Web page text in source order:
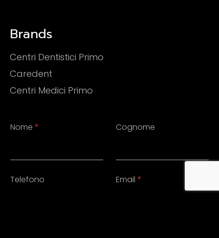
Brands
Centri Dentistici Primo
Caredent
Centri Medici Primo
Nome * Cognome
Telefono Email *